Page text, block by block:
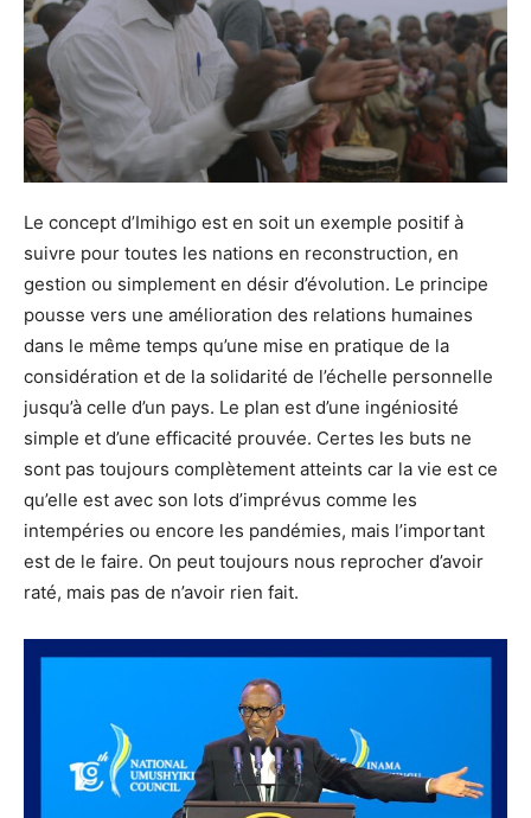
Le concept d’Imihigo est en soit un exemple positif à
suivre pour toutes les nations en reconstruction, en
gestion ou simplement en désir d’évolution. Le principe
pousse vers une amélioration des relations humaines
dans le même temps qu’une mise en pratique de la
considération et de la solidarité de l’échelle personnelle
jusqu’à celle d’un pays. Le plan est d’une ingéniosité
simple et d’une efficacité prouvée. Certes les buts ne
sont pas toujours complètement atteints car la vie est ce
qu’elle est avec son lots d’imprévus comme les
intempéries ou encore les pandémies, mais l’important
est de le faire. On peut toujours nous reprocher d’avoir
raté, mais pas de n’avoir rien fait.